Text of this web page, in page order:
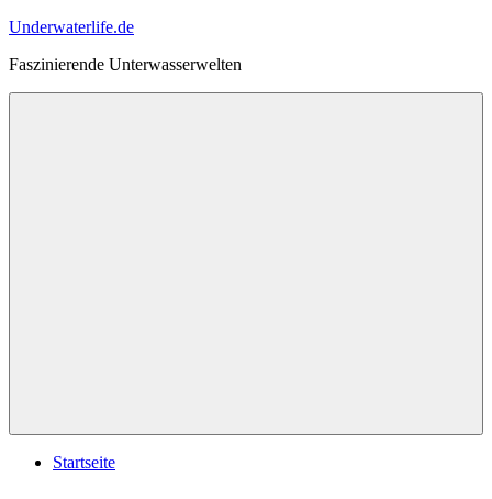
Zum
springen
Underwaterlife.de
Faszinierende Unterwasserwelten
Startseite